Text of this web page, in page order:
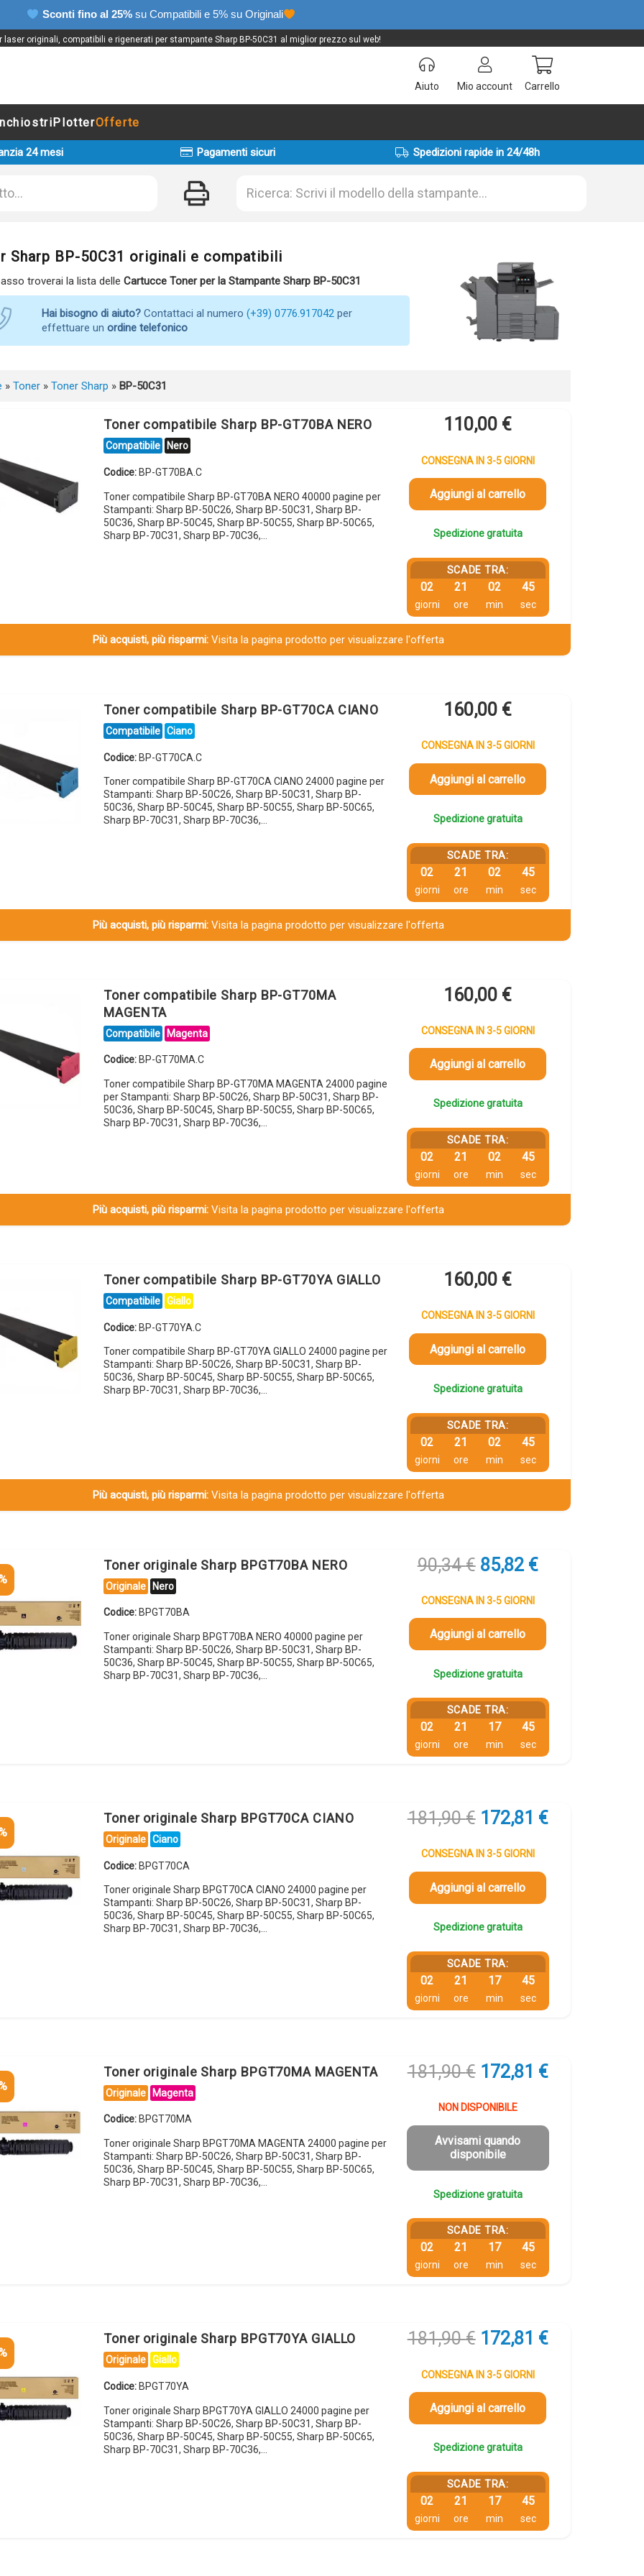
Sconti fino al 25% su Compatibili e 5% su Originali
laser originali, compatibili e rigenerati per stampante Sharp BP-50C31 al miglior prezzo sul web!
Aiuto Mio account Carrello
PlotterOfferte
24 mesi Pagamenti sicuri Spedizioni rapide in 24/48h
Sharp BP-50C31 originali e compatibili
troverai la lista delle Cartucce Toner per la Stampante Sharp BP-50C31
Hai bisogno di aiuto?Contattaci al numero (+39) 0776.917042per
effettuare un ordine telefonico
» Toner» Toner Sharp » BP-50C31
Toner compatibile Sharp BP-GT70BA NERO
Compatibile Nero
Codice: BP-GT70BA.C
Toner compatibile Sharp BP-GT70BA NERO 40000 pagine per
Stampanti: Sharp BP-50C26, Sharp BP-50C31, Sharp BP-
50C36, Sharp BP-50C45, Sharp BP-50C55, Sharp BP-50C65,
Sharp BP-70C31, Sharp BP-70C36,…
110,00 €
CONSEGNA IN 3-5 GIORNI
Aggiungi al carrello
Spedizione gratuita
SCADE TRA:
02
giorni
21
ore
02
min
44
sec
Più acquisti, più risparmi:Visita la pagina prodotto per visualizzare l'offerta
Toner compatibile Sharp BP-GT70CA CIANO
Compatibile Ciano
Codice:BP-GT70CA.C
Toner compatibile Sharp BP-GT70CA CIANO 24000 pagine per
Stampanti: Sharp BP-50C26, Sharp BP-50C31, Sharp BP-
50C36, Sharp BP-50C45, Sharp BP-50C55, Sharp BP-50C65,
Sharp BP-70C31, Sharp BP-70C36,…
160,00 €
CONSEGNA IN 3-5 GIORNI
Aggiungi al carrello
Spedizione gratuita
SCADE TRA:
02
giorni
21
ore
02
min
44
sec
Più acquisti, più risparmi:Visita la pagina prodotto per visualizzare l'offerta
Toner compatibile Sharp BP-GT70MA
MAGENTA
Compatibile Magenta
Codice: BP-GT70MA.C
Toner compatibile Sharp BP-GT70MA MAGENTA 24000 pagine
per Stampanti: Sharp BP-50C26, Sharp BP-50C31, Sharp BP-
50C36, Sharp BP-50C45, Sharp BP-50C55, Sharp BP-50C65,
Sharp BP-70C31, Sharp BP-70C36,…
160,00 €
CONSEGNA IN 3-5 GIORNI
Aggiungi al carrello
Spedizione gratuita
SCADE TRA:
02
giorni
21
ore
02
min
44
sec
Più acquisti, più risparmi:Visita la pagina prodotto per visualizzare l'offerta
Toner compatibile Sharp BP-GT70YA GIALLO
Compatibile Giallo
Codice: BP-GT70YA.C
Toner compatibile Sharp BP-GT70YA GIALLO 24000 pagine per
Stampanti: Sharp BP-50C26, Sharp BP-50C31, Sharp BP-
50C36, Sharp BP-50C45, Sharp BP-50C55, Sharp BP-50C65,
Sharp BP-70C31, Sharp BP-70C36,…
160,00 €
CONSEGNA IN 3-5 GIORNI
Aggiungi al carrello
Spedizione gratuita
SCADE TRA:
02
giorni
21
ore
02
min
44
sec
Più acquisti, più risparmi:Visita la pagina prodotto per visualizzare l'offerta
Toner originale Sharp BPGT70BA NERO
Originale Nero
Codice: BPGT70BA
Toner originale Sharp BPGT70BA NERO 40000 pagine per
Stampanti: Sharp BP-50C26, Sharp BP-50C31, Sharp BP-
50C36, Sharp BP-50C45, Sharp BP-50C55, Sharp BP-50C65,
Sharp BP-70C31, Sharp BP-70C36,…
90,34€ Il
prezzo
originale
era:
90,34 €.
85,82 €Il
è:
CONSEGNA IN 3-5 GIORNI
Aggiungi al carrello
Spedizione gratuita
SCADE TRA:
02
giorni
21
ore
17
min
44
sec
Toner originale Sharp BPGT70CA CIANO
Originale Ciano
Codice: BPGT70CA
Toner originale Sharp BPGT70CA CIANO 24000 pagine per
Stampanti: Sharp BP-50C26, Sharp BP-50C31, Sharp BP-
50C36, Sharp BP-50C45, Sharp BP-50C55, Sharp BP-50C65,
Sharp BP-70C31, Sharp BP-70C36,…
181,90€ Il
originale
era:
181,90 €.
172,81 €Il
CONSEGNA IN 3-5 GIORNI
Aggiungi al carrello
Spedizione gratuita
SCADE TRA:
02
giorni
21
ore
17
min
44
sec
Toner originale Sharp BPGT70MA MAGENTA
Originale Magenta
Codice: BPGT70MA
Toner originale Sharp BPGT70MA MAGENTA 24000 pagine per
Stampanti: Sharp BP-50C26, Sharp BP-50C31, Sharp BP-
50C36, Sharp BP-50C45, Sharp BP-50C55, Sharp BP-50C65,
Sharp BP-70C31, Sharp BP-70C36,…
181,90€ Il
originale
era:
181,90 €.
172,81 €Il
NON DISPONIBILE
Avvisami quando
disponibile
Spedizione gratuita
SCADE TRA:
02
giorni
21
ore
17
min
44
sec
Toner originale Sharp BPGT70YA GIALLO
Originale Giallo
Codice: BPGT70YA
Toner originale Sharp BPGT70YA GIALLO 24000 pagine per
Stampanti: Sharp BP-50C26, Sharp BP-50C31, Sharp BP-
50C36, Sharp BP-50C45, Sharp BP-50C55, Sharp BP-50C65,
Sharp BP-70C31, Sharp BP-70C36,…
181,90€ Il
originale
era:
181,90 €.
172,81 €Il
CONSEGNA IN 3-5 GIORNI
Aggiungi al carrello
Spedizione gratuita
SCADE TRA:
02
giorni
21
ore
17
min
44
sec